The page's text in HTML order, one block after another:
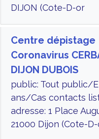
DIJON (Cote-D-or
Centre dépistage
Coronavirus
DIJON DUBOIS
public: Tout public/
ans/Cas contacts
adresse: 1 Place
21000 Dijon (Cote-